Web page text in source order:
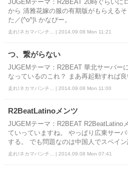
JUGEMテーマ：R2BEAT 20時ぐらいに
から 清雅花嫁の服の有期版がもらえる
た／(^o^)\ かなぴー。
走れ!ネカマバンチ... | 2014.09.08 Mon 11:21
つ、繋がらない
JUGEMテーマ：R2BEAT 華北サーバー
なっているのこれ？ まあ再起動すれば
走れ!ネカマバンチ... | 2014.09.08 Mon 11:00
R2BeatLatinoメンツ
JUGEMテーマ：R2BEAT R2BeatLatino
ていっていますね。 やっぱり広東サー
する。 でも問題なのは中国人でスペイン
走れ!ネカマバンチ... | 2014.09.08 Mon 07:41